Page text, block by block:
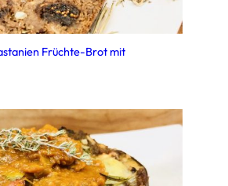
Früchte-Brot mit